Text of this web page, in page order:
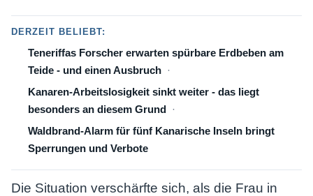
DERZEIT BELIEBT:
Teneriffas Forscher erwarten spürbare Erdbeben am
Teide - und einen Ausbruch
Kanaren-Arbeitslosigkeit sinkt weiter - das liegt
besonders an diesem Grund
Waldbrand-Alarm für fünf Kanarische Inseln bringt
Sperrungen und Verbote
Die Situation verschärfte sich, als die Frau in